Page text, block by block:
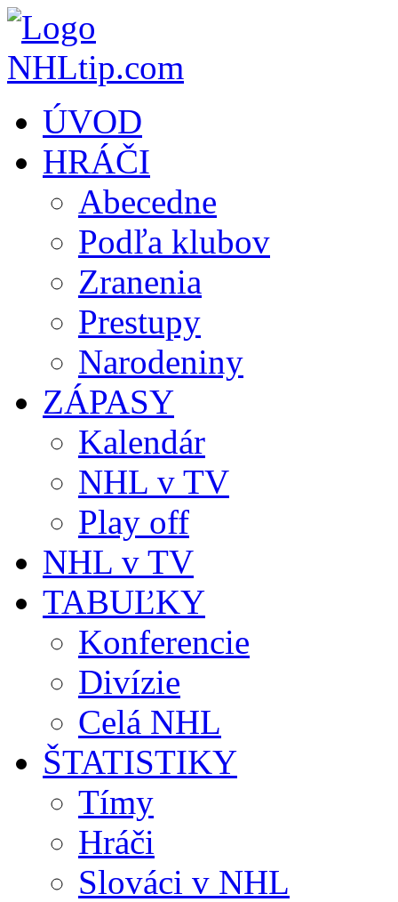
ÚVOD
HRÁČI
Abecedne
Podľa klubov
Zranenia
Prestupy
Narodeniny
ZÁPASY
Kalendár
NHL v TV
Play off
NHL v TV
TABUĽKY
Konferencie
Divízie
Celá NHL
ŠTATISTIKY
Tímy
Hráči
Slováci v NHL